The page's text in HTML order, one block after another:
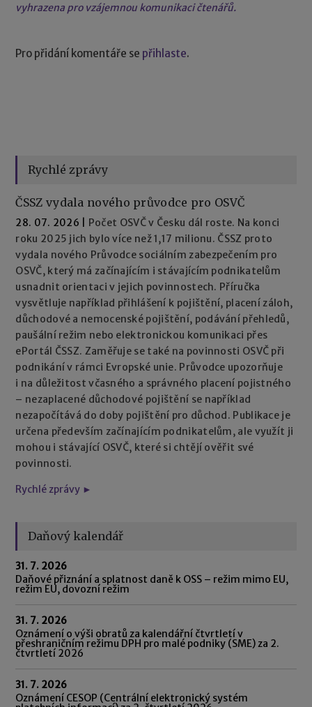
vyhrazena pro vzájemnou komunikaci čtenářů.
Pro přidání komentáře se přihlaste.
Rychlé zprávy
ČSSZ vydala nového průvodce pro OSVČ
28. 07. 2026
Počet OSVČ v Česku dál roste. Na konci
roku 2025 jich bylo více než 1,17 milionu. ČSSZ proto
vydala nového Průvodce sociálním zabezpečením pro
OSVČ, který má začínajícím i stávajícím podnikatelům
usnadnit orientaci v jejich povinnostech. Příručka
vysvětluje například přihlášení k pojištění, placení záloh,
důchodové a nemocenské pojištění, podávání přehledů,
paušální režim nebo elektronickou komunikaci přes
ePortál ČSSZ. Zaměřuje se také na povinnosti OSVČ při
podnikání v rámci Evropské unie. Průvodce upozorňuje
i na důležitost včasného a správného placení pojistného
– nezaplacené důchodové pojištění se například
nezapočítává do doby pojištění pro důchod. Publikace je
určena především začínajícím podnikatelům, ale využít ji
mohou i stávající OSVČ, které si chtějí ověřit své
povinnosti.
Rychlé zprávy ►
Daňový kalendář
31. 7. 2026
Daňové přiznání a splatnost daně k OSS – režim mimo EU,
režim EU, dovozní režim
31. 7. 2026
Oznámení o výši obratů za kalendářní čtvrtletí v
přeshraničním režimu DPH pro malé podniky (SME) za 2.
čtvrtletí 2026
31. 7. 2026
Oznámení CESOP (Centrální elektronický systém